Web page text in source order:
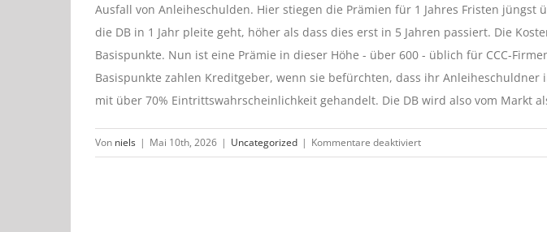
Ausfall von Anleiheschulden. Hier stiegen die Prämien für 1 Jahres Fristen
die DB in 1 Jahr pleite geht, höher als dass dies erst in 5 Jahren passiert. Die
Basispunkte. Nun ist eine Prämie in dieser Höhe - über 600 - üblich für CCC-
Basispunkte zahlen Kreditgeber, wenn sie befürchten, dass ihr
mit über 70% Eintrittswahrscheinlichkeit gehandelt. Die DB wird also vom Markt
Von niels | Mai 10th, 2026 | Uncategorized | Kommentare deaktiviertfür
Sorge